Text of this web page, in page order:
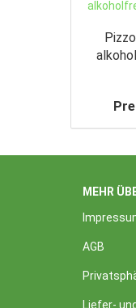
MEHR
AGB
Liefer-